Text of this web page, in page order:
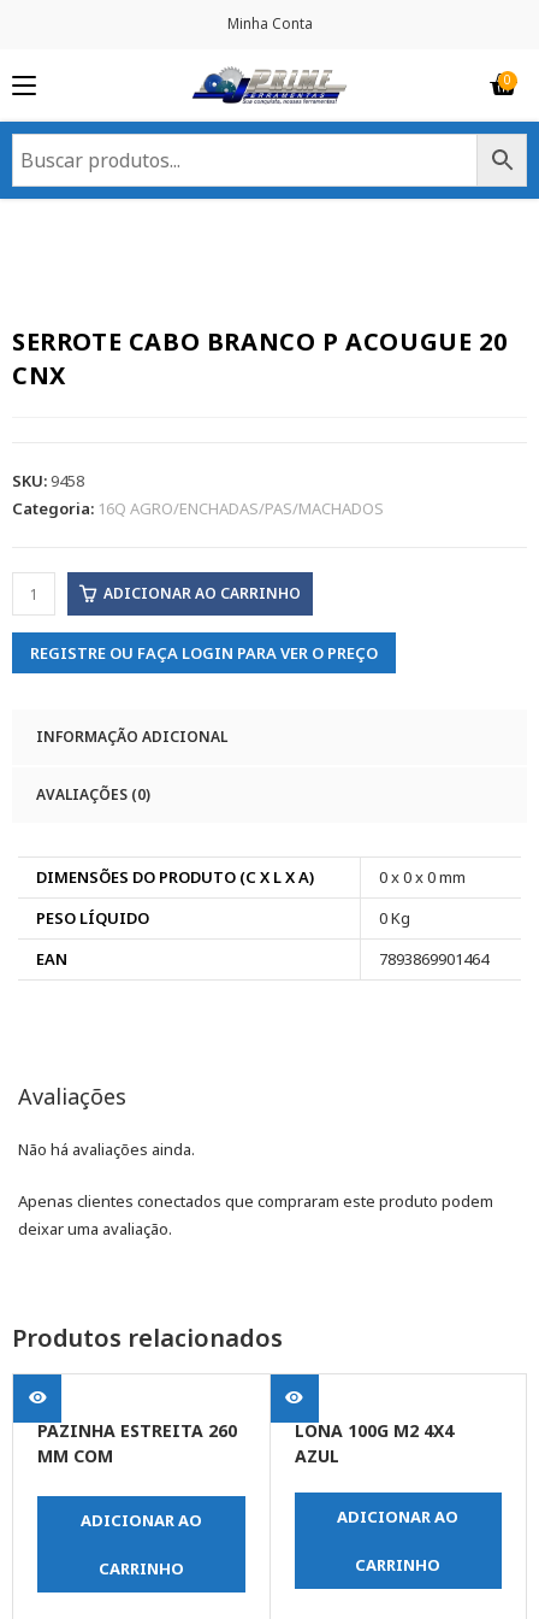
Minha Conta
SERROTE CABO BRANCO P ACOUGUE 20
CNX
SKU:9458
Categoria: 16Q AGRO/ENCHADAS/PAS/MACHADOS
ADICIONAR AO CARRINHO
REGISTRE OU FAÇA LOGIN PARA VER O PREÇO
INFORMAÇÃO ADICIONAL
AVALIAÇÕES (0)
DIMENSÕES DO PRODUTO (C X L X A)
0 x 0 x 0 mm
PESO LÍQUIDO
0 Kg
EAN
7893869901464
Avaliações
Não há avaliações ainda.
Apenas clientes conectados que compraram este produto podem
deixar uma avaliação.
Produtos relacionados
PAZINHA ESTREITA 260
MM COM
PLASTICO
ADICIONAR AO
CARRINHO
LONA 100G M2 4X4
AZUL
ADICIONAR AO
CARRINHO